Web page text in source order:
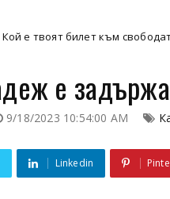
към свободата –
е
9/18/2023 10:54:00 AM
Linkedin